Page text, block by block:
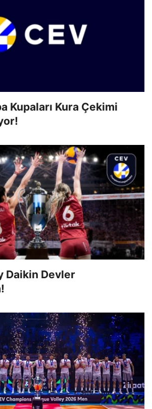
Kupaları Kura Çekimi
Daikin Devler